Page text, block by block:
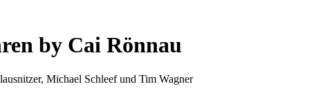
by Cai Rönnau
Michael Schleef und Tim Wagner